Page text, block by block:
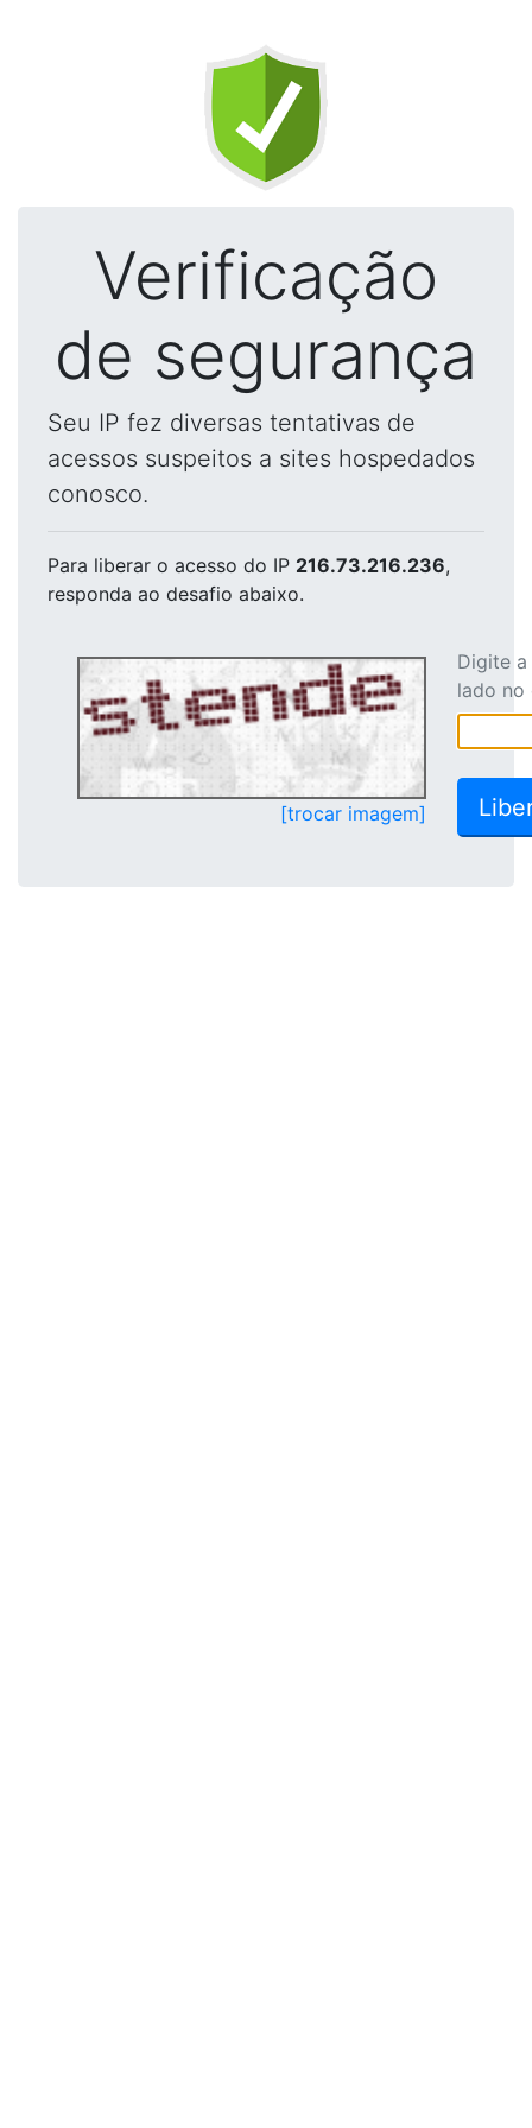
Verificação
de segurança
Seu IP fez diversas tentativas de
acessos suspeitos a sites hospedados
conosco.
Para liberar o acesso do IP 216.73.216.236,
responda ao desafio abaixo.
[trocar imagem]
Digite
lado no